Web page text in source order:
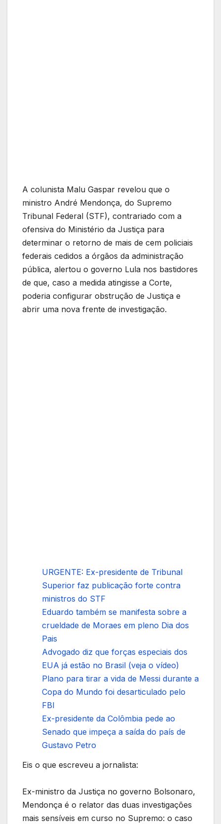
A colunista Malu Gaspar revelou que o
ministro André Mendonça, do Supremo
Tribunal Federal (STF), contrariado com a
ofensiva do Ministério da Justiça para
determinar o retorno de mais de cem policiais
federais cedidos a órgãos da administração
pública, alertou o governo Lula nos bastidores
de que, caso a medida atingisse a Corte,
poderia configurar obstrução de Justiça e
abrir uma nova frente de investigação.
URGENTE: Ex-presidente de Tribunal
Superior faz publicação forte contra
ministros do STF
Eduardo também se manifesta sobre a
crueldade de Moraes em pleno Dia dos
Pais
Advogado diz que forças especiais dos
EUA já estão no Brasil (veja o vídeo)
Plano para tirar a vida de Messi durante a
Copa do Mundo foi desarticulado pelo
FBI
Ex-presidente da Colômbia pede ao
Senado que impeça a saída do país de
Gustavo Petro
Eis o que escreveu a jornalista:
Ex-ministro da Justiça no governo Bolsonaro,
Mendonça é o relator das duas investigações
mais sensíveis em curso no Supremo: o caso